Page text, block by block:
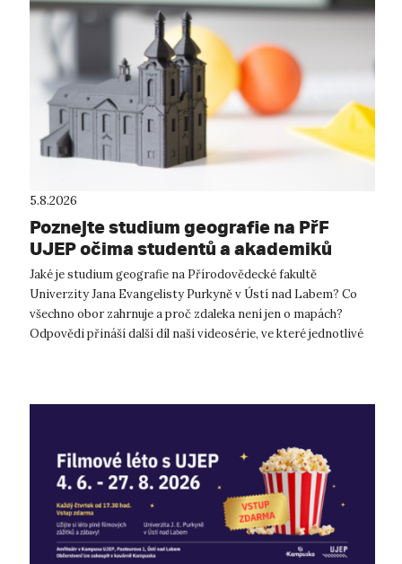
5.8.2026
Poznejte studium geografie na PřF
UJEP očima studentů a akademiků
Jaké je studium geografie na Přírodovědecké fakultě
Univerzity Jana Evangelisty Purkyně v Ústí nad Labem? Co
všechno obor zahrnuje a proč zdaleka není jen o mapách?
Odpovědi přináší další díl naší videosérie, ve které jednotlivé